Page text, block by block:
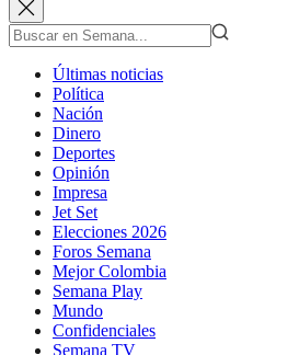
Últimas noticias
Política
Nación
Dinero
Deportes
Opinión
Impresa
Jet Set
Elecciones 2026
Foros Semana
Mejor Colombia
Semana Play
Mundo
Confidenciales
Semana TV